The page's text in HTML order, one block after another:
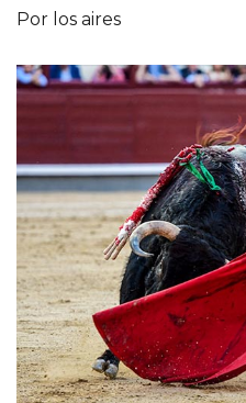
Por los aires